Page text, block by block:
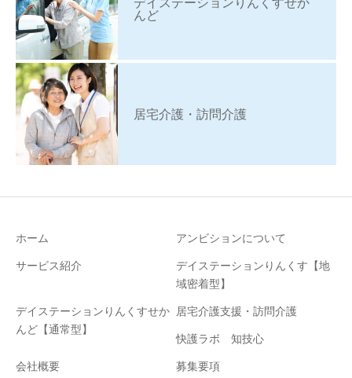
んど
居宅介護・訪問介護
ホーム
アンビションについて
サービス紹介
デイステーションりんくす【地
域密着型】
デイステーションりんくすせか
んど【通常型】
居宅介護支援・訪問介護
快護ラボ 知技心
会社概要
募集要項